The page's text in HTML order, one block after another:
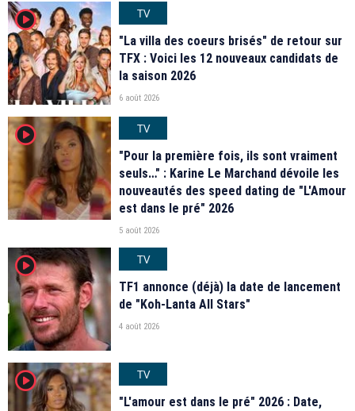
player2
TV
"La villa des coeurs brisés" de retour sur
TFX : Voici les 12 nouveaux candidats de
la saison 2026
6 août 2026
player2
TV
"Pour la première fois, ils sont vraiment
seuls…" : Karine Le Marchand dévoile les
nouveautés des speed dating de "L'Amour
est dans le pré" 2026
5 août 2026
player2
TV
TF1 annonce (déjà) la date de lancement
de "Koh-Lanta All Stars"
4 août 2026
player2
TV
"L'amour est dans le pré" 2026 : Date,